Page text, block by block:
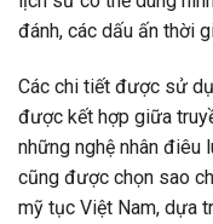
đánh, các dấu ấn thời
Các chi tiết được sử
được kết hợp giữa
những nghệ nhân điêu
cũng được chọn sao
mỹ tục Việt Nam, dựa